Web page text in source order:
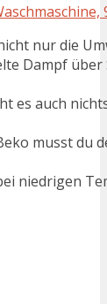
nur die
Dampf
es auch
musst du
niedrigen